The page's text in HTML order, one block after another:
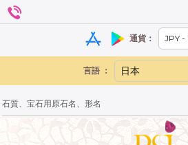
通貨：
言語 ：